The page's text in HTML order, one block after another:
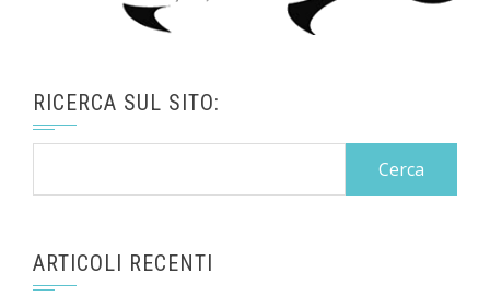
RICERCA SUL SITO:
per:
ARTICOLI RECENTI